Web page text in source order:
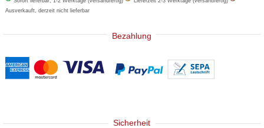
Ausverkauft, derzeit nicht lieferbar
Bezahlung
Sicherheit